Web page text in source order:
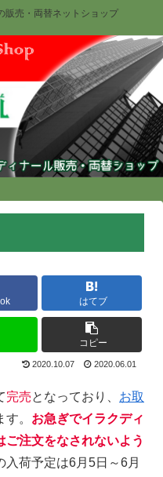
販売・両替ネットショップ
はてブ
コピー
2020.10.07 2020.06.01
完売となっており、 お取
。 お急ぎでイラクディ
注文をなされないよう
入荷予定は6月5日～6月